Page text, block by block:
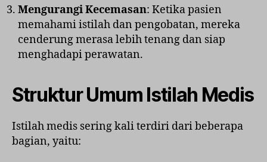
Mengurangi Kecemasan: Ketika pasien
memahami istilah dan pengobatan, mereka
cenderung merasa lebih tenang dan siap
menghadapi perawatan.
Struktur Umum Istilah Medis
Istilah medis sering kali terdiri dari beberapa
bagian, yaitu: